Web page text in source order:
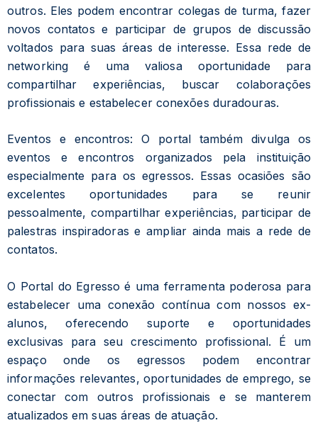
outros. Eles podem encontrar colegas de turma, fazer
novos contatos e participar de grupos de discussão
voltados para suas áreas de interesse. Essa rede de
networking é uma valiosa oportunidade para
compartilhar experiências, buscar colaborações
profissionais e estabelecer conexões duradouras.
Eventos e encontros: O portal também divulga os
eventos e encontros organizados pela instituição
especialmente para os egressos. Essas ocasiões são
excelentes oportunidades para se reunir
pessoalmente, compartilhar experiências, participar de
palestras inspiradoras e ampliar ainda mais a rede de
contatos.
O Portal do Egresso é uma ferramenta poderosa para
estabelecer uma conexão contínua com nossos ex-
alunos, oferecendo suporte e oportunidades
exclusivas para seu crescimento profissional. É um
espaço onde os egressos podem encontrar
informações relevantes, oportunidades de emprego, se
conectar com outros profissionais e se manterem
atualizados em suas áreas de atuação.